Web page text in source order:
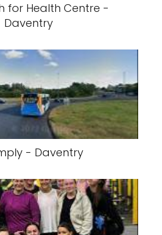
for Health Centre -
Daventry
- Daventry